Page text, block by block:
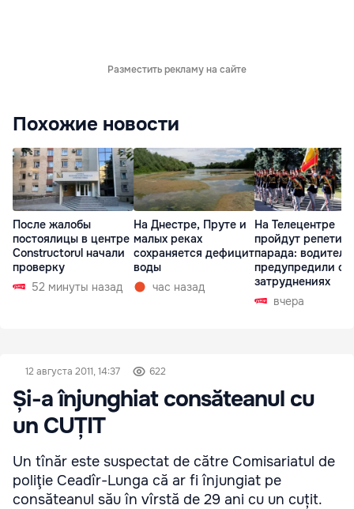
Разместить рекламу на сайте
Похожие новости
После жалобы
постоялицы в центре
Constructorul начали
проверку
52 минуты назад
На Днестре, Пруте и
малых реках
сохраняется дефицит
воды
час назад
На Телецентре
пройдут
парада:
предупредили о
затруднениях
вчера
12 августа 2011, 14:37 622
Și-a înjunghiat consăteanul cu
un CUȚIT
Un tînăr este suspectat de către Comisariatul de
poliţie Ceadîr-Lunga că ar fi înjungiat pe
consăteanul său în vîrstă de 29 ani cu un cuțit.